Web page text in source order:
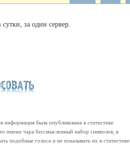
за один сервер.
была опубликована в статистике
имени чара бессмысленный набор символов, в
подобные голоса и не показывать их в статистике